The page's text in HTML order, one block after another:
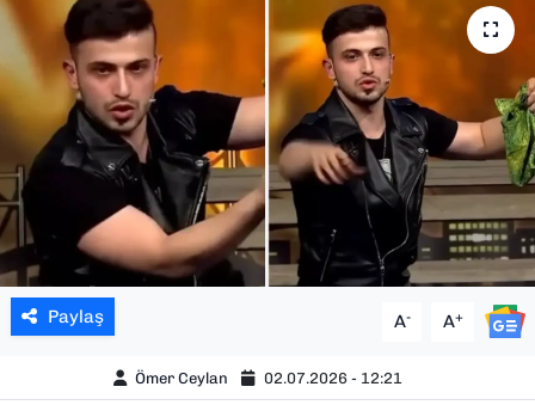
Paylaş A- A+
Ömer Ceylan 02.07.2026 - 12:21
YEREL YÖNETİMLER